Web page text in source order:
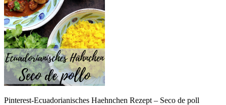
Pinterest-Ecuadorianisches Haehnchen Rezept – Seco de poll